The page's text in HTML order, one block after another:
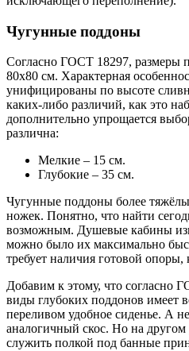
Чугунные поддоны
Согласно ГОСТ 18297, размеры
80х80 см. Характерная
унифицированы по высоте
каких-либо различий, как это
дополнительно упрощается
различна:
Мелкие – 15 см.
Глубокие – 35 см.
Чугунные поддоны более
ножек. Понятно, что найти
возможным. Душевые кабины
можно было их максимально
требует наличия готовой
Добавим к этому, что согласно
виды глубоких поддонов имеет
переливом удобное сиденье. А
аналогичный скос. Но на другом
служить полкой под банные